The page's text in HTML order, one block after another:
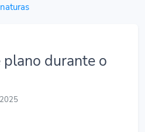
durante o